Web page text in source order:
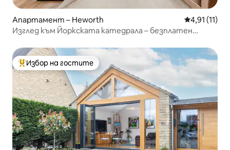
Апартамент – Heworth Средна
4,91 (11)
Изглед към Йоркската катедрала – безплатен
Най-популярен избор на гостите
Избор на гостите